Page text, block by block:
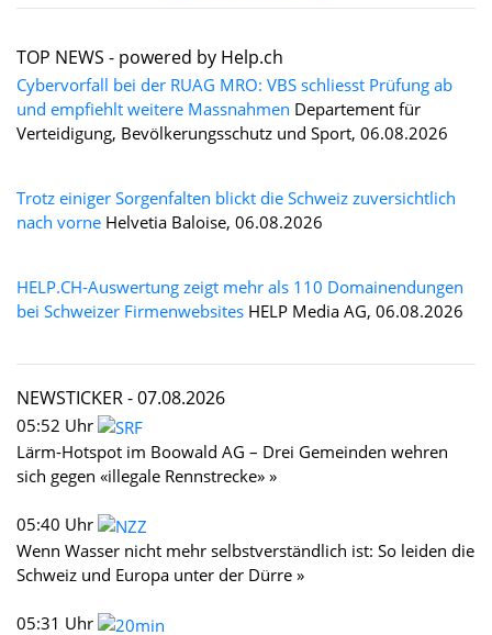
TOP NEWS - powered by Help.ch
Cybervorfall bei der RUAG MRO: VBS schliesst Prüfung ab
und empfiehlt weitere Massnahmen Departement für
Verteidigung, Bevölkerungsschutz und Sport, 06.08.2026
Trotz einiger Sorgenfalten blickt die Schweiz zuversichtlich
nach vorne Helvetia Baloise, 06.08.2026
HELP.CH-Auswertung zeigt mehr als 110 Domainendungen
bei Schweizer Firmenwebsites HELP Media AG, 06.08.2026
NEWSTICKER -07.08.2026
05:52 Uhr
Lärm-Hotspot im Boowald AG – Drei Gemeinden wehren
sich gegen «illegale Rennstrecke» »
05:40 Uhr
Wenn Wasser nicht mehr selbstverständlich ist: So leiden die
Schweiz und Europa unter der Dürre »
05:31 Uhr